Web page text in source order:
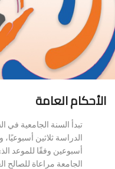
الأحكام العامة
تبدأ السنة الجامعية في
الدراسة ثلاثين
أسبوعين وفقًا للموعد
الجامعة مراعاة للصالح